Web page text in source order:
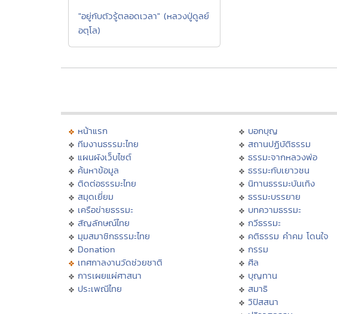
"อยู่กับตัวรู้ตลอดเวลา" (หลวงปู่ดูลย์
อตุโล)
หน้าแรก
ทีมงานธรรมะไทย
แผนผังเว็บไซต์
ค้นหาข้อมูล
ติดต่อธรรมะไทย
สมุดเยี่ยม
เครือข่ายธรรมะ
สัญลักษณ์ไทย
มุมสมาชิกธรรมะไทย
Donation
เทศกาลงานวัดช่วยชาติ
การเผยแผ่ศาสนา
ประเพณีไทย
บอกบุญ
สถานปฏิบัติธรรม
ธรรมะจากหลวงพ่อ
ธรรมะกับเยาวชน
นิทานธรรมะบันเทิง
ธรรมะบรรยาย
บทความธรรมะ
กวีธรรมะ
คติธรรม คำคม โดนใจ
กรรม
ศีล
บุญทาน
สมาธิ
วิปัสสนา